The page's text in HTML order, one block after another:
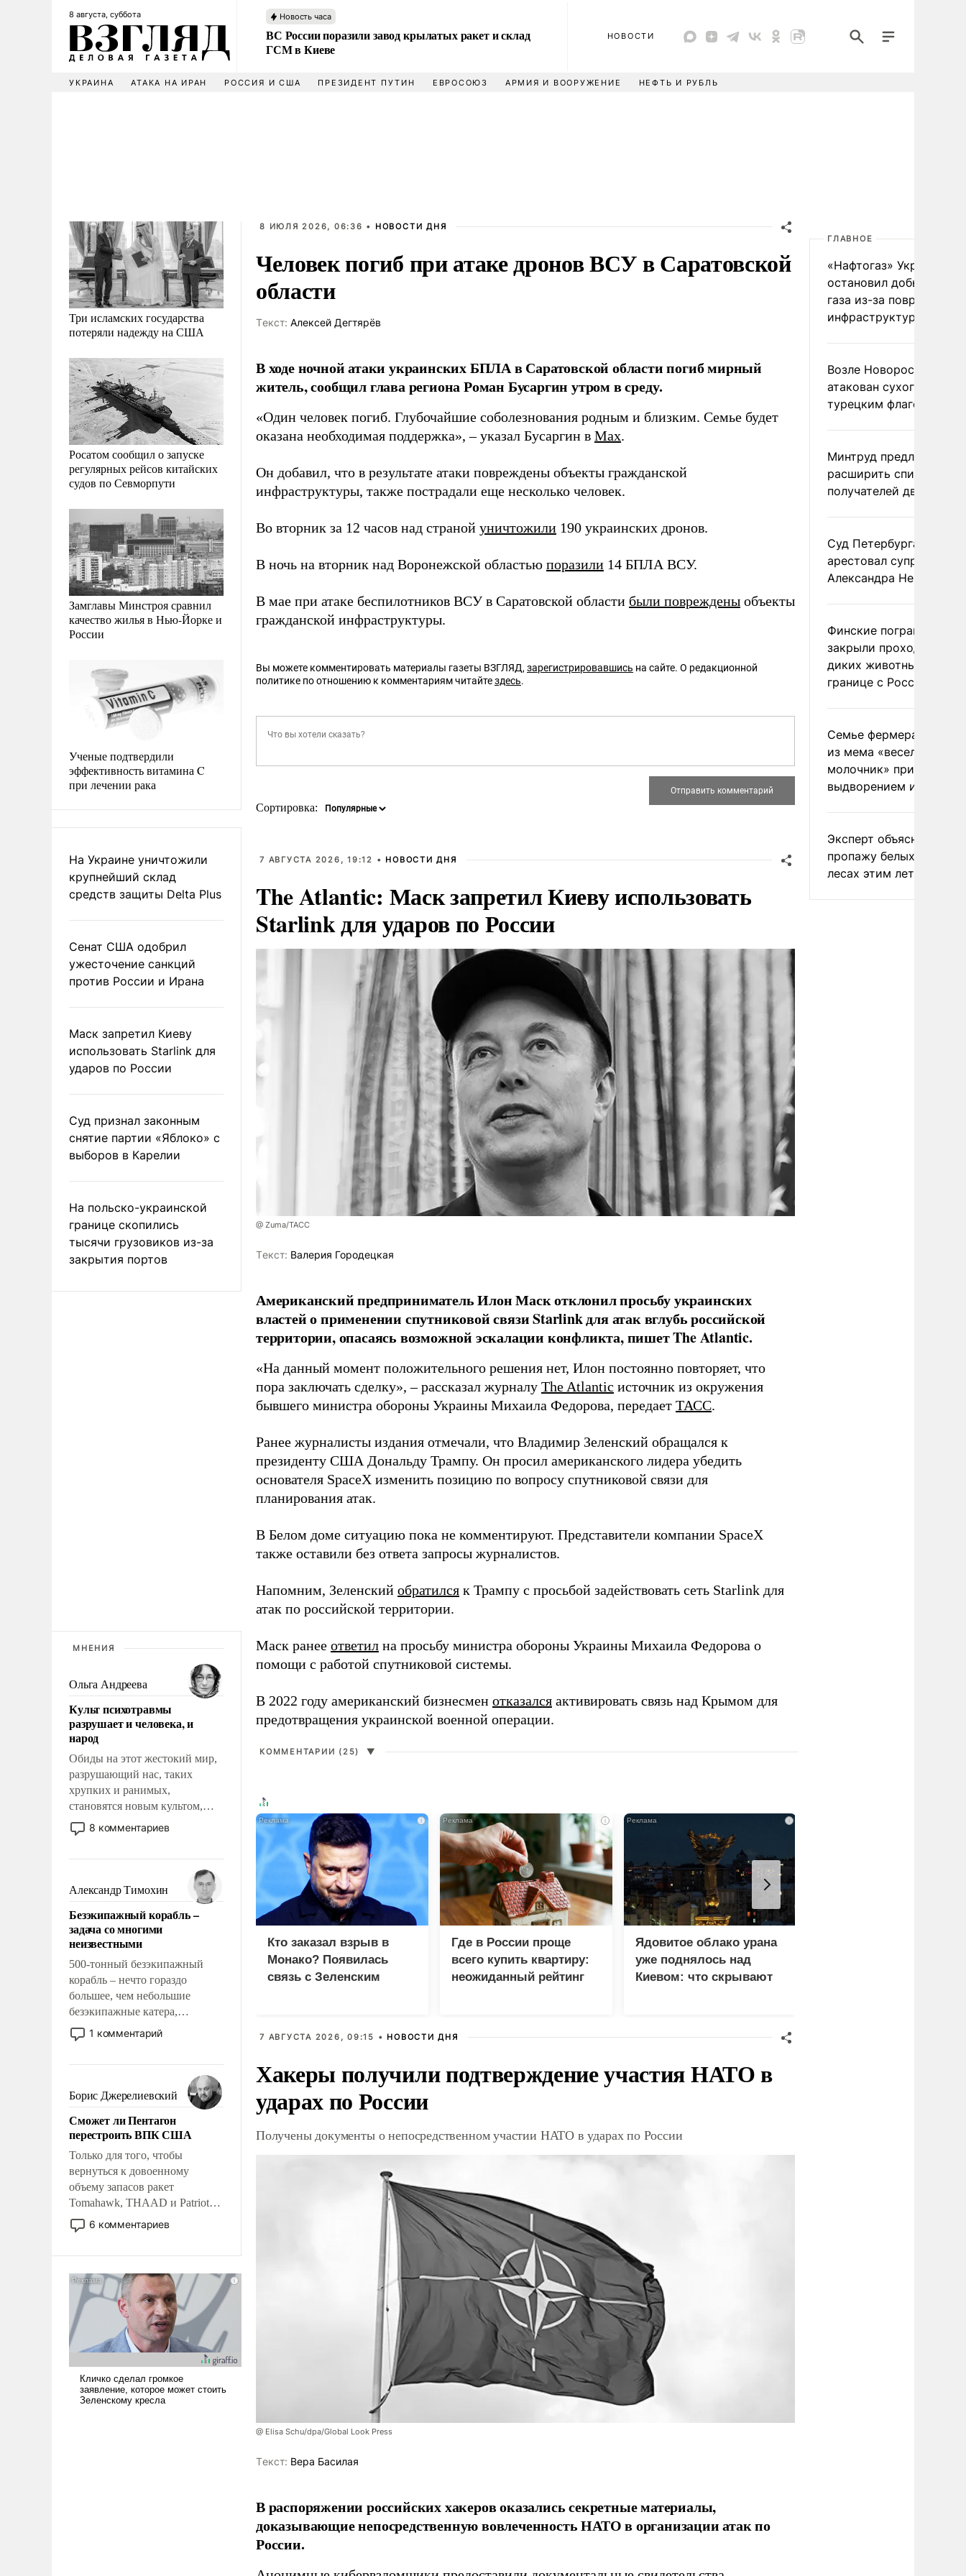
8 августа, суббота Новость часа
ВС России поразили завод крылатых ракет и склад
ГСМ в Киеве
НОВОСТИ
УКРАИНА АТАКА НА ИРАН РОССИЯ И США ПРЕЗИДЕНТ ПУТИН ЕВРОСОЮЗ АРМИЯ И ВООРУЖЕНИЕ НЕФТЬ И РУБЛЬ
Три исламских государства
потеряли надежду на США
Росатом сообщил о запуске
регулярных рейсов китайских
судов по Севморпути
Замглавы Минстроя сравнил
качество жилья в Нью-Йорке и
России
Ученые подтвердили
эффективность витамина C
при лечении рака
На Украине уничтожили
крупнейший склад
средств защиты Delta Plus
Сенат США одобрил
ужесточение санкций
против России и Ирана
Маск запретил Киеву
использовать Starlink для
ударов по России
Суд признал законным
снятие партии «Яблоко» с
выборов в Карелии
На польско-украинской
границе скопились
тысячи грузовиков из-за
закрытия портов
МНЕНИЯ
Ольга Андреева
Культ психотравмы
разрушает и человека, и
народ
Обиды на этот жестокий мир,
разрушающий нас, таких
хрупких и ранимых,
становятся новым культом,
постепенно вытесняя и
отменяя традиционное
мужественным и твердым под
ударами судьбы, брать на себя
ответственность, помогать
слабым, идти вперед и
адаптироваться.
8 комментариев
Александр Тимохин
Безэкипажный корабль –
задача со многими
неизвестными
500-тонный безэкипажный
корабль – нечто гораздо
большее, чем небольшие
безэкипажные катера,
применение которых уже
стало обыденностью. Задача по
сложна и амбициозна. Однако
и ее реализация радикально
поднимет наши боевые
возможности.
1 комментарий
Борис Джерелиевский
Сможет ли Пентагон
перестроить ВПК США
Только для того, чтобы
вернуться к довоенному
объему запасов ракет
Tomahawk, THAAD и Patriot
США потребуется более трех
лет. Даже небольшая война с
Сложившаяся ситуация
означает многолетний период
уязвимости США, например,
перед Китаем.
6 комментариев
8 ИЮЛЯ 2026, 06:36 • НОВОСТИ ДНЯ
Человек погиб при атаке дронов ВСУ в Саратовской
области
Tекст: Алексей Дегтярёв
В ходе ночной атаки украинских БПЛА в Саратовской области погиб мирный
житель, сообщил глава региона Роман Бусаргин утром в среду.
«Один человек погиб. Глубочайшие соболезнования родным и близким. Семье будет
оказана необходимая поддержка», – указал Бусаргин в Max.
Он добавил, что в результате атаки повреждены объекты гражданской
инфраструктуры, также пострадали еще несколько человек.
Во вторник за 12 часов над страной уничтожили 190 украинских дронов.
В ночь на вторник над Воронежской областью поразили 14 БПЛА ВСУ.
В мае при атаке беспилотников ВСУ в Саратовской области были повреждены объекты
гражданской инфраструктуры.
Вы можете комментировать материалы газеты ВЗГЛЯД, зарегистрировавшись на сайте. О редакционной
политике по отношению к комментариям читайтездесь.
Сортировка:
7 АВГУСТА 2026, 19:12 • НОВОСТИ ДНЯ
The Atlantic: Маск запретил Киеву использовать
Starlink для ударов по России
@ Zuma/ТАСС
Tекст: Валерия Городецкая
Американский предприниматель Илон Маск отклонил просьбу украинских
властей о применении спутниковой связи Starlink для атак вглубь российской
территории, опасаясь возможной эскалации конфликта, пишет The Atlantic.
«На данный момент положительного решения нет, Илон постоянно повторяет, что
пора заключать сделку», – рассказал журналу The Atlantic источник из окружения
бывшего министра обороны Украины Михаила Федорова, передает ТАСС.
Ранее журналисты издания отмечали, что Владимир Зеленский обращался к
президенту США Дональду Трампу. Он просил американского лидера убедить
основателя SpaceX изменить позицию по вопросу спутниковой связи для
планирования атак.
В Белом доме ситуацию пока не комментируют. Представители компании SpaceX
также оставили без ответа запросы журналистов.
Напомним, Зеленский обратился к Трампу с просьбой задействовать сеть Starlink для
атак по российской территории.
Маск ранее ответил на просьбу министра обороны Украины Михаила Федорова о
помощи с работой спутниковой системы.
В 2022 году американский бизнесмен отказался активировать связь над Крымом для
предотвращения украинской военной операции.
КОММЕНТАРИИ (25) ▼
i
Кто заказал взрыв в
Монако? Появилась
связь с Зеленским
i
Где в России проще
всего купить квартиру:
неожиданный рейтинг
i
Ядовитое облако урана
уже поднялось над
Киевом: что скрывают
7 АВГУСТА 2026, 09:15 • НОВОСТИ ДНЯ
Хакеры получили подтверждение участия НАТО в
ударах по России
Получены документы о непосредственном участии НАТО в ударах по России
@ Elisa Schu/dpa/Global Look Press
Tекст: Вера Басилая
В распоряжении российских хакеров оказались секретные материалы,
доказывающие непосредственную вовлеченность НАТО в организации атак по
России.
ГЛАВНОЕ
«Нафтогаз» Украины
остановил добычу
газа из-за повреждения
инфраструктуры
Возле Новороссийска
атакован сухогруз под
турецким флагом
Минтруд предложил
расширить список
получателей двух
Суд Петербурга заочно
арестовал супругу
Александра Невзорова
Финские пограничники
закрыли проходы для
диких животных на
границе с Россией
Семье фермера
из мема «веселый
молочник» пригрозили
выдворением из
Эксперт объяснил
пропажу белых грибов
лесах этим летом